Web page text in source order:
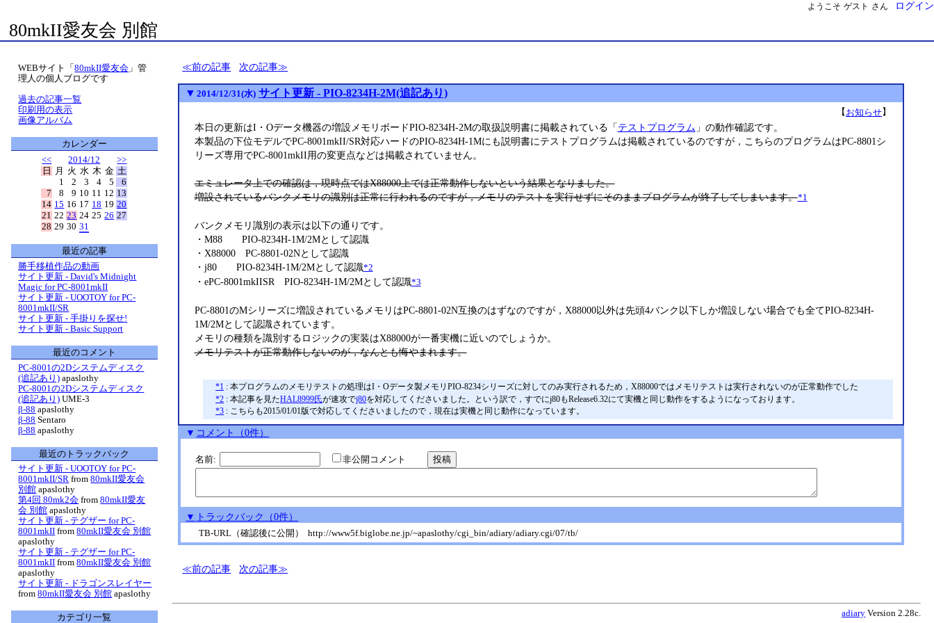
ようこそ ゲスト さん ログイン
80mkII愛友会 別館
前の記事 次の記事
▼ 2014/12/31(水) サイト更新 - PIO-8234H-2M(追記あり)
【お知らせ】
本日の更新はI・Oデータ機器の増設メモリボードPIO-8234H-2Mの取扱説明書に掲載されている「テストプログラム 」の動作確認です。
本製品の下位モデルでPC-8001mkII/SR対応ハードのPIO-8234H-1Mにも説明書にテストプログラムは掲載されているのですが，こちらのプログラムはPC-8801シ
リーズ専用でPC-8001mkII用の変更点などは掲載されていません。
エミュレータ上での確認は，現時点ではX88000上では正常動作しないという結果となりました。
増設されているバンクメモリの識別は正常に行われるのですが，メモリのテストを実行せずにそのままプログラムが終了してしまいます。*1
バンクメモリ識別の表示は以下の通りです。
・M88 PIO-8234H-1M/2Mとして認識
・X88000 PC-8801-02Nとして認識
・j80 PIO-8234H-1M/2Mとして認識*2
・ePC-8001mkIISR PIO-8234H-1M/2Mとして認識*3
PC-8801のMシリーズに増設されているメモリはPC-8801-02N互換のはずなのですが，X88000以外は先頭4バンク以下しか増設しない場合でも全てPIO-8234H-
1M/2Mとして認識されています。
メモリの種類を識別するロジックの実装はX88000が一番実機に近いのでしょうか。
メモリテストが正常動作しないのが，なんとも悔やまれます。
*1 : 本プログラムのメモリテストの処理はI・Oデータ製メモリPIO-8234シリーズに対してのみ実行されるため，X88000ではメモリテストは実行されないのが正常動作でした
*2 : 本記事を見たHAL8999氏が速攻でj80を対応してくださいました。という訳で，すでにj80もRelease6.32にて実機と同じ動作をするようになっております。
*3 : こちらも2015/01/01版で対応してくださいましたので，現在は実機と同じ動作になっています。
▼ コメント （0件）
名前: 非公開コメント
▼ トラックバック （0件）
TB-URL（確認後に公開） http://www5f.biglobe.ne.jp/~apaslothy/cgi_bin/adiary/adiary.cgi/07/tb/
前の記事 次の記事
adiary Version 2.28c.
WEBサイト「80mkII愛友会 」管
理人の個人ブログです
過去の記事一覧
印刷用の表示
画像アルバム
カレンダー
<<
2014/12
>>
日
月 火 水 木 金 土
1
2 3 4 5
6
7
8 9 10 11 12 13
14 15 16 17 18 19 20
21 22 23 24 25 26 27
28 29 30 31
最近の記事
勝手移植作品の動画
サイト更新 - David's Midnight
Magic for PC-8001mkII
サイト更新 - UOOTOY for PC-
8001mkII/SR
サイト更新 - 手掛りを探せ!
サイト更新 - Basic Support
最近のコメント
PC-8001の2Dシステムディスク
(追記あり) apaslothy
PC-8001の2Dシステムディスク
(追記あり) UME-3
β-88 apaslothy
β-88 Sentaro
β-88 apaslothy
最近のトラックバック
サイト更新 - UOOTOY for PC-
8001mkII/SR from 80mkII愛友会
別館 apaslothy
第4回 80mk2会 from 80mkII愛友
会 別館 apaslothy
サイト更新 - テグザー for PC-
8001mkII from 80mkII愛友会 別館
apaslothy
サイト更新 - テグザー for PC-
8001mkII from 80mkII愛友会 別館
apaslothy
サイト更新 - ドラゴンスレイヤー
from 80mkII愛友会 別館 apaslothy
カテゴリ一覧